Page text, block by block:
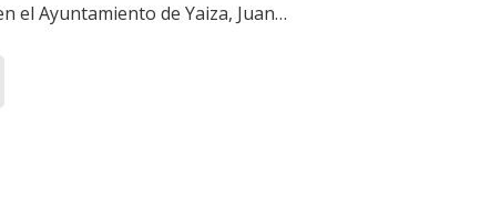
el Ayuntamiento de Yaiza, Juan…